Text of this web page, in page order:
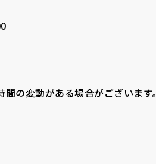
の変動がある場合がございます。